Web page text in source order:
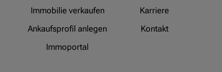
Immobilie verkaufen
Ankaufsprofil anlegen
Immoportal
Karriere
Kontakt